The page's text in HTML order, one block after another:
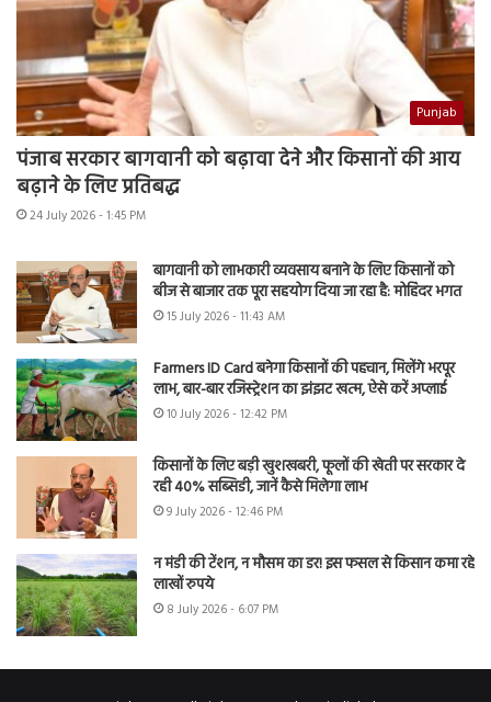
Punjab
पंजाब सरकार बागवानी को बढ़ावा देने और किसानों की आय
बढ़ाने के लिए प्रतिबद्ध
24 July 2026 - 1:45 PM
बागवानी को लाभकारी व्यवसाय बनाने के लिए किसानों को
बीज से बाजार तक पूरा सहयोग दिया जा रहा है: मोहिंदर भगत
15 July 2026 - 11:43 AM
Farmers ID Card बनेगा किसानों की पहचान, मिलेंगे भरपूर
लाभ, बार-बार रजिस्ट्रेशन का झंझट खत्म, ऐसे करें अप्लाई
10 July 2026 - 12:42 PM
किसानों के लिए बड़ी खुशखबरी, फूलों की खेती पर सरकार दे
रही 40% सब्सिडी, जानें कैसे मिलेगा लाभ
9 July 2026 - 12:46 PM
न मंडी की टेंशन, न मौसम का डर! इस फसल से किसान कमा रहे
लाखों रुपये
8 July 2026 - 6:07 PM